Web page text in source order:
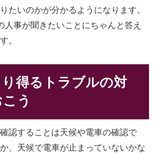
たいのかが分かるようになります。
人事が聞きたいことにちゃんと答え
。
得るトラブルの対
う
認することは天候や電車の確認で
、天候で電車が止まっていないかな